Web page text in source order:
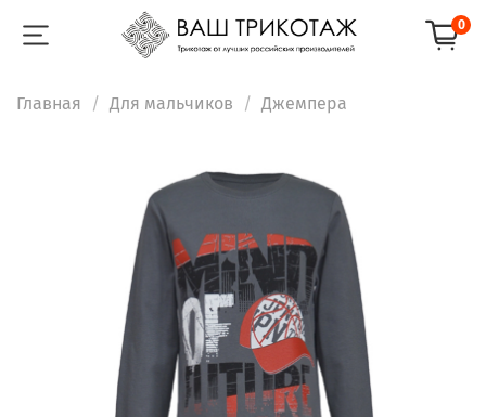
0
Главная Для мальчиков Джемпера